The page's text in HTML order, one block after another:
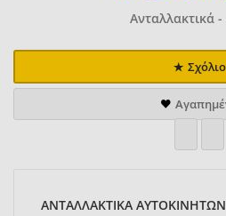
Ανταλλακτικά
Σχόλιο
ΑΝΤΑΛΛΑΚΤΙΚΑ